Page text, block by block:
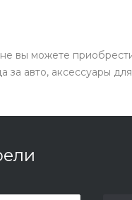
вы можете
за авто, аксессуары